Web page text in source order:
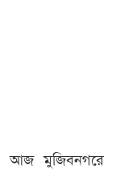
আজ মুজিবনগরে